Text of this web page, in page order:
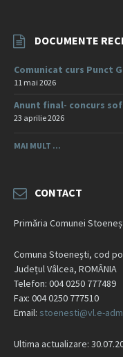
DOCUMENTE
Comunicat curs Punct
11 mai 2026
Anunt final- concurs
23 aprilie 2026
MAI MULT ...
CONTACT
Primăria Comunei
Comuna Stoenești, cod
Județul Vâlcea, ROMÂNIA
Telefon: 004 0250 777489
Fax: 004 0250 777510
Email: stoenesti@vl.e-
Ultima actualizare: